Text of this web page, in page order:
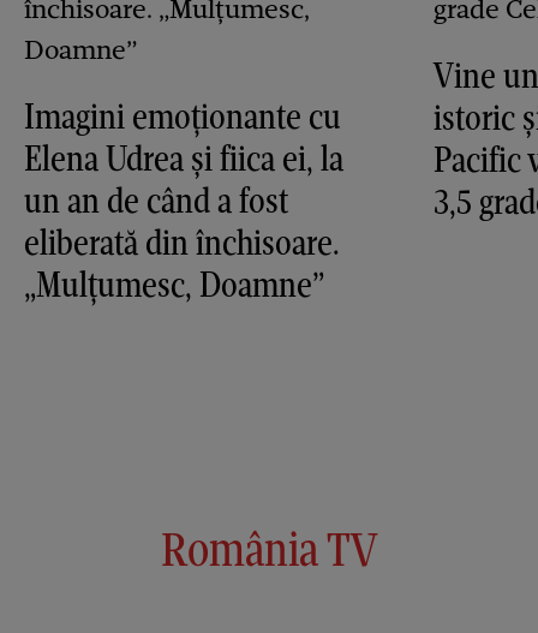
Imagini emoționante cu
Elena Udrea și fiica ei, la
un an de când a fost
eliberată din închisoare.
„Mulțumesc, Doamne”
Vine
istoric
Pacific
3,5
România TV